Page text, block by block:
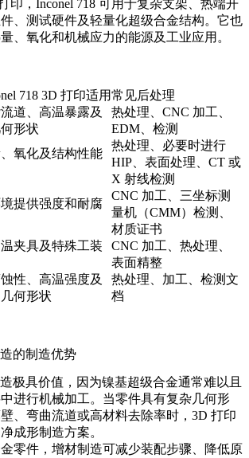
印 ，Inconel 718 可用于复杂支架、热端开
、测试硬件及轻量化超级合金结构。它也
、氧化和机械应力的能源及工业应用。
718 3D 打印适用常见后处理
道、高温暴露及
形状
热处理、CNC 加工、
EDM、检测
氧化及结构性能
热处理、必要时进行
HIP、表面处理、CT 或
X 射线检测
提供强度和耐腐
CNC 加工、三坐标测
量机（CMM）检测、
材质证书
夹具及特殊工装
CNC 加工、热处理、
表面精整
性、高温强度及
何形状
热处理、加工、检测文
档
的制造优势
极具价值，因为镍基超级合金通常难以且
进行机械加工。当零件具有复杂几何形
、弯曲流道或高材料去除率时，3D 打印
成形制造方案。
零件，增材制造可减少装配步骤、降低原